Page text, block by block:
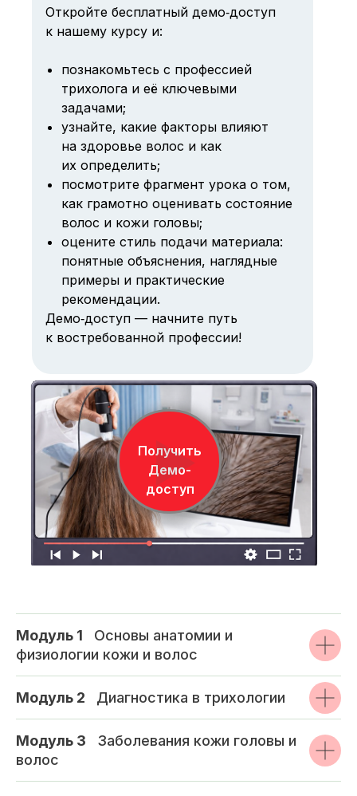
Откройте бесплатный демо‑доступ
к нашему курсу и:
познакомьтесь с профессией
трихолога и её ключевыми
задачами;
узнайте, какие факторы влияют
на здоровье волос и как
их определить;
посмотрите фрагмент урока о том,
как грамотно оценивать состояние
волос и кожи головы;
оцените стиль подачи материала:
понятные объяснения, наглядные
примеры и практические
рекомендации.
Демо‑доступ — начните путь
к востребованной профессии!
Получить
Демо-
доступ
Модуль 1
Основы анатомии и
физиологии кожи и волос
Модуль 2 Диагностика в трихологии
Модуль 3
Заболевания кожи головы и
волос